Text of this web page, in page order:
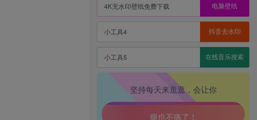
4K无水印壁纸免费下载 电脑壁纸
小工具4 抖音去水印
小工具5 在线音乐搜索
坚持每天来逛逛，会让你
生活也美好了！
心情也舒畅了！